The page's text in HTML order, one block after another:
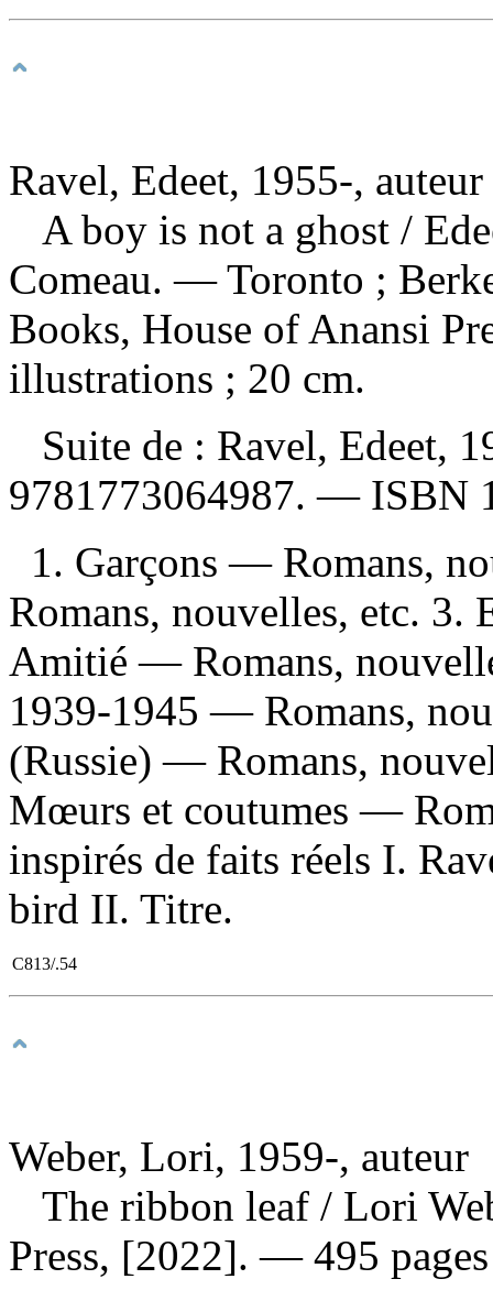
Ravel, Edeet, 1955-, auteur
A boy is not a ghost /
Comeau. — Toronto ;
Books, House of Anansi
illustrations ; 20 cm.
Suite de : Ravel, Edeet,
9781773064987. — ISBN
1. Garçons — Romans,
Romans, nouvelles, etc.
Amitié — Romans,
1939-1945 — Romans,
(Russie) — Romans,
Mœurs et coutumes —
inspirés de faits réels I.
bird II. Titre.
C813/.54
Weber, Lori, 1959-, auteur
The ribbon leaf / Lori
Press, [2022]. — 495